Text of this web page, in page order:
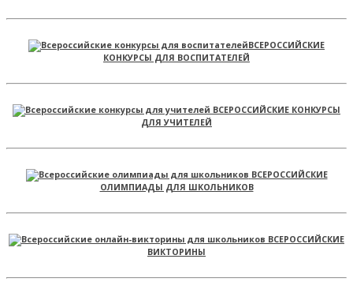
ВСЕРОССИЙСКИЕ
КОНКУРСЫ ДЛЯ ВОСПИТАТЕЛЕЙ
ВСЕРОССИЙСКИЕ КОНКУРСЫ
ДЛЯ УЧИТЕЛЕЙ
ВСЕРОССИЙСКИЕ
ОЛИМПИАДЫ ДЛЯ ШКОЛЬНИКОВ
ВСЕРОССИЙСКИЕ
ВИКТОРИНЫ